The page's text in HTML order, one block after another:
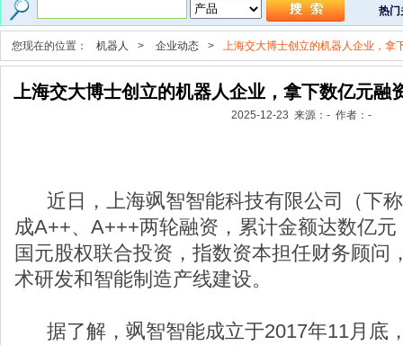
热门
您现在的位置： 机器人 > 企业动态 > 上海交大博士创立的机器人企业，拿
上海交大博士创立的机器人企业，拿下数亿元融
2025-12-23 来源：- 作者：-
近日，上海飒智智能科技有限公司（下称
成A++、A+++两轮融资，累计金额达数亿
国元股权联合投资，指数资本担任财务顾问
术研发和智能制造产线建设。
据了解，飒智智能成立于2017年11月底